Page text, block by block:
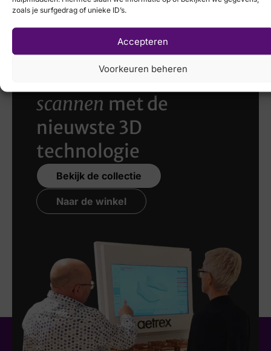
zoals je surfgedrag of unieke ID’s.
Accepteren
Voorkeuren beheren
Laat uw voeten
scannen met de
nieuwste 3D
technologie
Bekijk de collectie
Naar de winkel